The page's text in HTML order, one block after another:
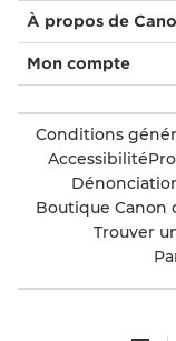
À propos de
Mon compte
Conditions
Accessibilité
Boutique Canon
Trouver